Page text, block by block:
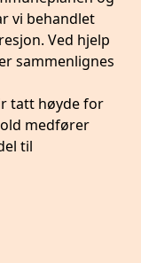
vi behandlet
Ved hjelp
sammenlignes
tatt høyde for
medfører
til